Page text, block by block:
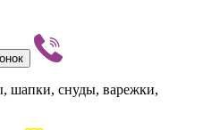
шапки, снуды, варежки,